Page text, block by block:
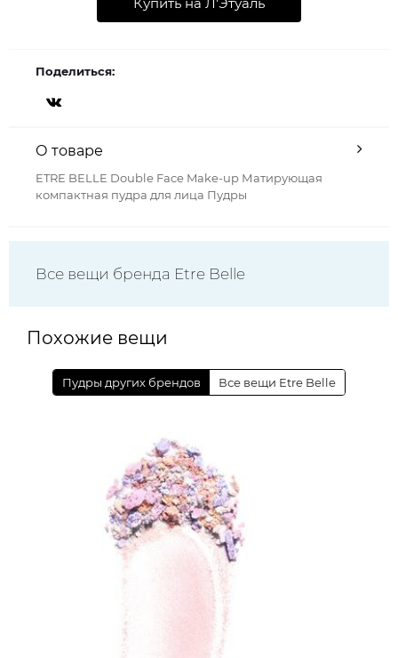
Поделиться:
О товаре
ETRE BELLE Double Face Make-up Матирующая
компактная пудра для лица Пудры
Все вещи бренда Etre Belle
Похожие вещи
Пудры других брендов Все вещи Etre Belle